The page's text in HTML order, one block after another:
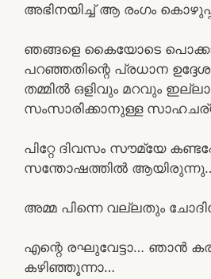
അഭിനയിച്ച് ആ രംഗം
ഞങ്ങളെ കൈയോടെ
പറഞ്ഞതിന്റെ പ്രധാന
തമ്മിൽ ഒളിവും മറവും
സംസാരിക്കാനുള്ള
പിറ്റേ ദിവസം സൗമ്യേ
സന്തോഷത്തിൽ
അമ്മ പിന്നെ വല്ലതും
എന്റെ രഘുവേട്ടാ… ഞാൻ
കഴിഞ്ഞൂന്നാ…